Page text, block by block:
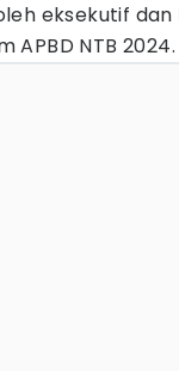
eksekutif dan
APBD NTB 2024.